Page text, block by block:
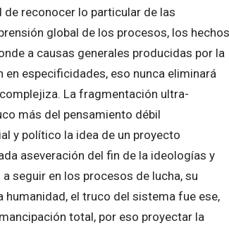
reconocer lo particular de las
global de los procesos, los hechos
a causas generales producidas por la
especificidades, eso nunca eliminará
La fragmentación ultra-
más del pensamiento débil
y político la idea de un proyecto
aseveración del fin de la ideologías y
seguir en los procesos de lucha, su
el truco del sistema fue ese,
total, por eso proyectar la